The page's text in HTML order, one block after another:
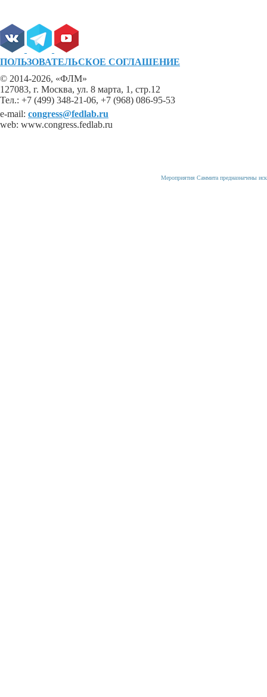
ПОЛЬЗОВАТЕЛЬСКОЕ СОГЛАШЕНИЕ
© 2014-2026, «ФЛМ»
127083, г. Москва, ул. 8 марта, 1, стр.12
Тел.: +7 (499) 348-21-06, +7 (968) 086-95-53
e-mail: congress@fedlab.ru
web: www.congress.fedlab.ru
Мероприятия Саммита предназначены